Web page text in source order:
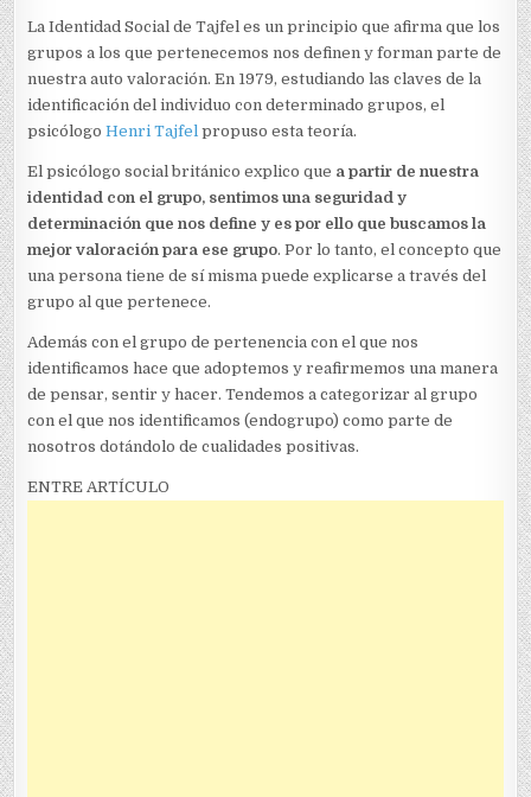
La Identidad Social de Tajfel es un principio que afirma que los
grupos a los que pertenecemos nos definen y forman parte de
nuestra auto valoración. En 1979, estudiando las claves de la
identificación del individuo con determinado grupos, el
psicólogoHenri Tajfel propuso esta teoría.
El psicólogo social británico explico que a partir de nuestra
identidad con el grupo, sentimos una seguridad y
determinación que nos define y es por ello que buscamos la
mejor valoración para ese grupo. Por lo tanto, el concepto que
una persona tiene de sí misma puede explicarse a través del
grupo al que pertenece.
Además con el grupo de pertenencia con el que nos
identificamos hace que adoptemos y reafirmemos una manera
de pensar, sentir y hacer. Tendemos a categorizar al grupo
con el que nos identificamos (endogrupo) como parte de
nosotros dotándolo de cualidades positivas.
ENTRE ARTÍCULO